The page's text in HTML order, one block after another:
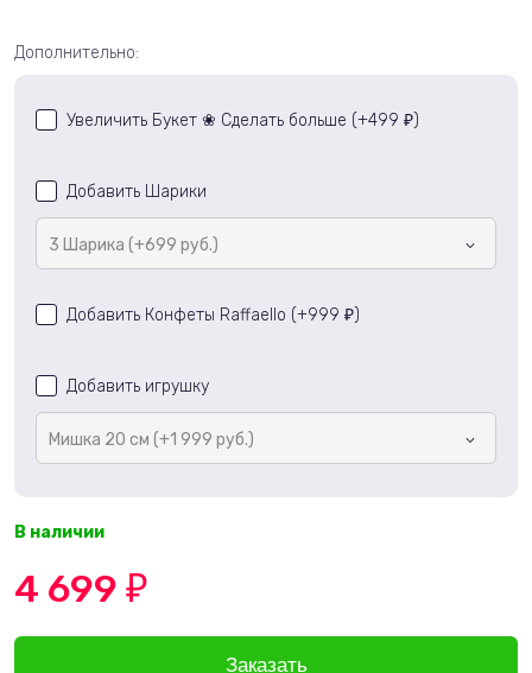
Дополнительно:
Увеличить Букет ❀ Сделать больше (+499 ₽ )
Добавить Шарики
3 Шарика (+699 руб.)
Добавить Конфеты Raffaello (+999 ₽ )
Добавить игрушку
Мишка 20 см (+1 999 руб.)
В наличии
4 699 ₽